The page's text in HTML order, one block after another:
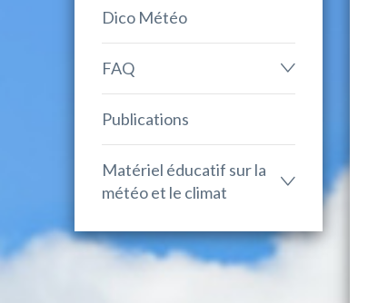
Dico Météo
FAQ
Publications
Matériel éducatif sur la
météo et le climat